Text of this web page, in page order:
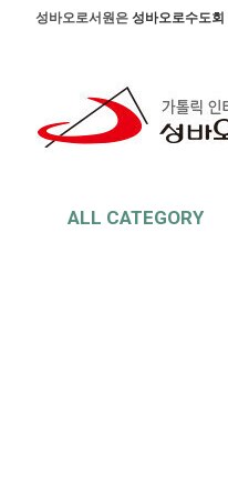
본문 바로가기
주메뉴 바로가기
사이드메뉴 바로가기
성바오로서원은 성바오로수도회
ALL CATEGORY